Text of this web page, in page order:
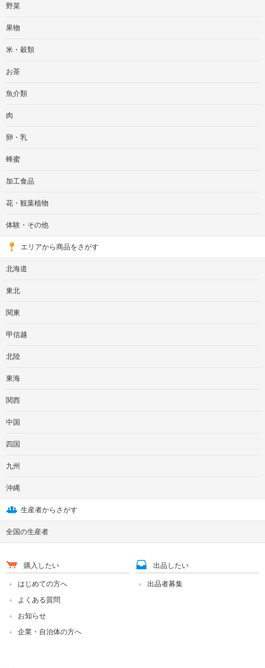
野菜
果物
米・穀類
お茶
魚介類
肉
卵・乳
蜂蜜
加工食品
花・観葉植物
体験・その他
エリアから商品をさがす
北海道
東北
関東
甲信越
北陸
東海
関西
中国
四国
九州
沖縄
生産者からさがす
全国の生産者
購入したい
はじめての方へ
よくある質問
お知らせ
企業・自治体の方へ
出品したい
出品者募集